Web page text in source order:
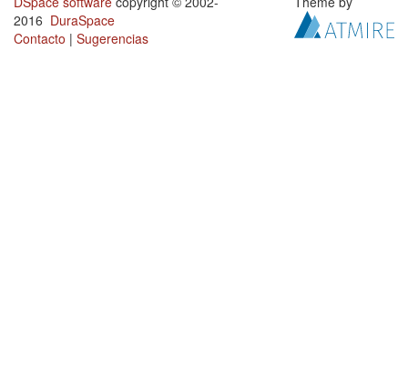
2016 DuraSpace
Contacto | Sugerencias